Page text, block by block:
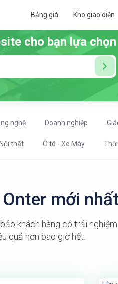
Bảng giá Kho giao diện
cho bạn lựa chọn
nghệ Doanh nghiệp
Nội thất Ô tô - Xe Máy
mới
khách hàng có trải
quả hơn bao giờ hết.